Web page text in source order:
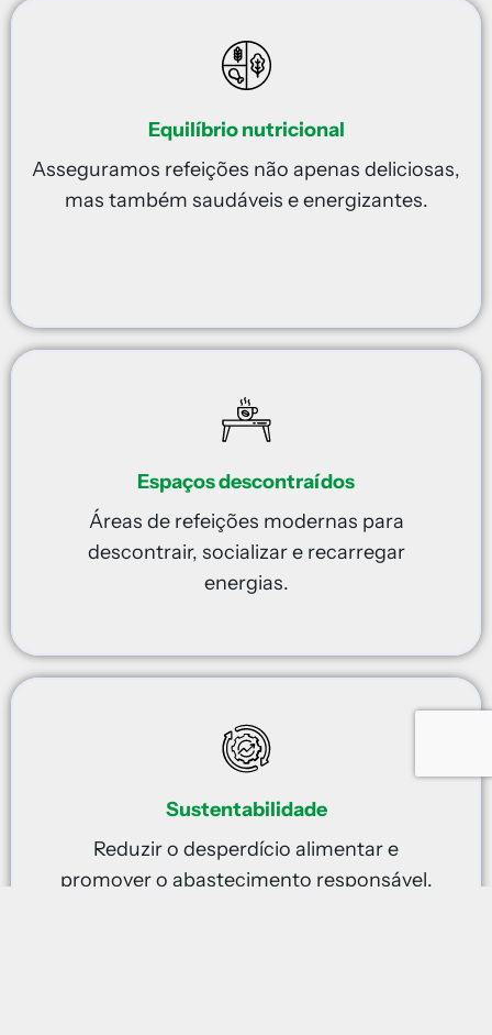
Equilíbrio nutricional
Asseguramos refeições não apenas deliciosas,
mas também saudáveis e energizantes.
Espaços descontraídos
Áreas de refeições modernas para
descontrair, socializar e recarregar
energias.
Sustentabilidade
Reduzir o desperdício alimentar e
promover o abastecimento responsável.